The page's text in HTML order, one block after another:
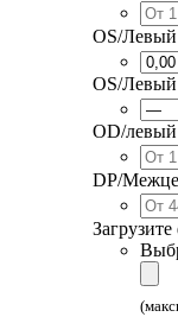
OS/Левый
OS/Левый
OD/левый
DP/